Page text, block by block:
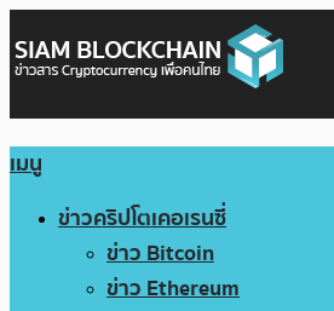
เมนู
ข่าวคริปโตเคอเรนซี่
ข่าว Bitcoin
ข่าว Ethereum